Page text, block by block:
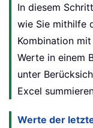
In diesem
wie Sie mithilfe
Kombination
Werte in einem
unter
Excel
Werte der